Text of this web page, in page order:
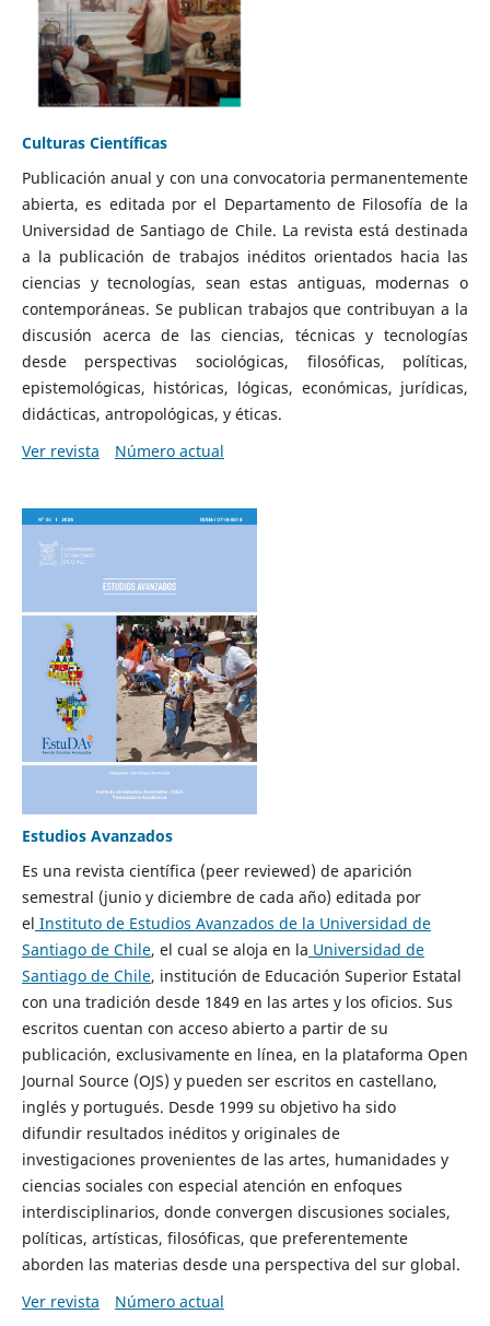
Culturas Científicas
Publicación anual y con una convocatoria permanentemente
abierta, es editada por el Departamento de Filosofía de la
Universidad de Santiago de Chile. La revista está destinada
a la publicación de trabajos inéditos orientados hacia las
ciencias y tecnologías, sean estas antiguas, modernas o
contemporáneas. Se publican trabajos que contribuyan a la
discusión acerca de las ciencias, técnicas y tecnologías
desde perspectivas sociológicas, filosóficas, políticas,
epistemológicas, históricas, lógicas, económicas, jurídicas,
didácticas, antropológicas, y éticas.
Ver revista
Número actual
Estudios Avanzados
Es una revista científica (peer reviewed) de aparición
semestral (junio y diciembre de cada año) editada por
el Instituto de Estudios Avanzados de la Universidad de
Santiago de Chile, el cual se aloja en la Universidad de
Santiago de Chile, institución de Educación Superior Estatal
con una tradición desde 1849 en las artes y los oficios. Sus
escritos cuentan con acceso abierto a partir de su
publicación, exclusivamente en línea, en la plataforma Open
Journal Source (OJS) y pueden ser escritos en castellano,
inglés y portugués. Desde 1999 su objetivo ha sido
difundir resultados inéditos y originales de
investigaciones provenientes de las artes, humanidades y
ciencias sociales con especial atención en enfoques
interdisciplinarios, donde convergen discusiones sociales,
políticas, artísticas, filosóficas, que preferentemente
aborden las materias desde una perspectiva del sur global.
Ver revista
Número actual